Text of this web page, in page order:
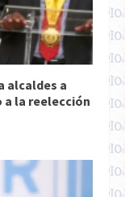
alcaldes a
a la reelección